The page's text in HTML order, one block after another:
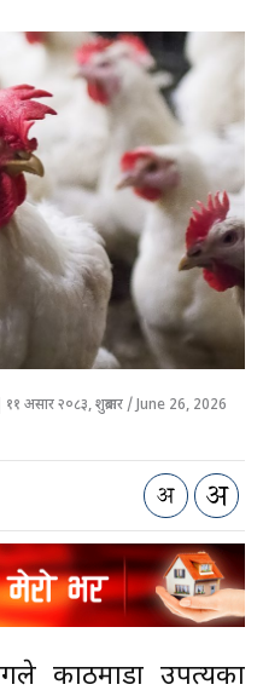
११ असार २०८३, शुक्रबार / June 26, 2026
काठमाडौं उपत्यका